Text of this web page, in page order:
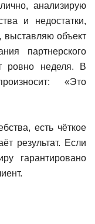
анализирую
и недостатки,
выставляю объект
партнерского
ровно неделя. В
«Это
есть чёткое
результат. Если
гарантировано